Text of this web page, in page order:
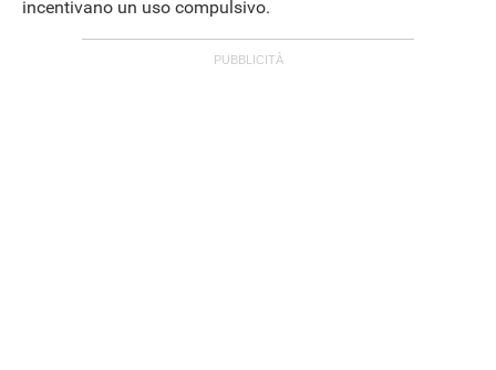
incentivano un uso compulsivo.